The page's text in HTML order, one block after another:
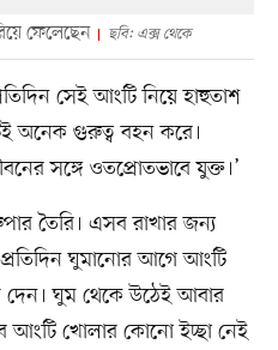
ফেলেছেন ছবি: এক্স থেকে
সেই আংটি নিয়ে হাহুতাশ
অনেক গুরুত্ব বহন করে।
সঙ্গে ওতপ্রোতভাবে যুক্ত।’
তৈরি। এসব রাখার জন্য
ঘুমানোর আগে আংটি
দেন। ঘুম থেকে উঠেই আবার
খোলার কোনো ইচ্ছা নেই